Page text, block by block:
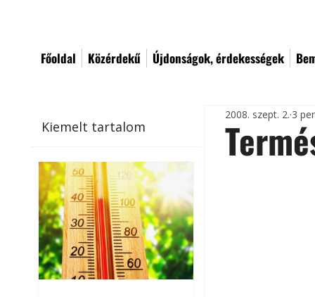
Főoldal Közérdekű Újdonságok, érdekességek
Kiemelt tartalom
2008. szept. 2. 3